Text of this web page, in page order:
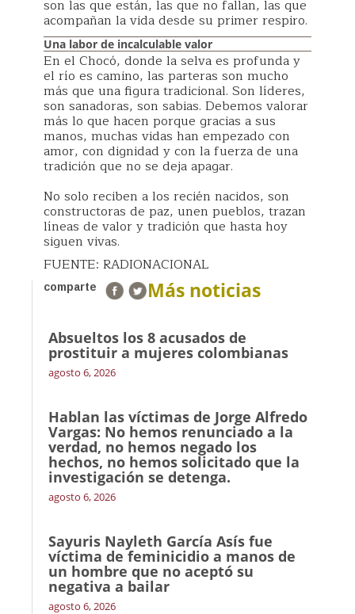
son las que están, las que no fallan, las que
acompañan la vida desde su primer respiro.
Una labor de incalculable valor
En el Chocó, donde la selva es profunda y
el río es camino, las parteras son mucho
más que una figura tradicional. Son líderes,
son sanadoras, son sabias. Debemos valorar
más lo que hacen porque gracias a sus
manos, muchas vidas han empezado con
amor, con dignidad y con la fuerza de una
tradición que no se deja apagar.
No solo reciben a los recién nacidos, son
constructoras de paz, unen pueblos, trazan
líneas de valor y tradición que hasta hoy
siguen vivas.
FUENTE: RADIONACIONAL
comparte Más noticias
Absueltos los 8 acusados de
prostituir a mujeres colombianas
agosto 6, 2026
Hablan las víctimas de Jorge Alfredo
Vargas: No hemos renunciado a la
verdad, no hemos negado los
hechos, no hemos solicitado que la
investigación se detenga.
agosto 6, 2026
Sayuris Nayleth García Asís fue
víctima de feminicidio a manos de
un hombre que no aceptó su
negativa a bailar
agosto 6, 2026